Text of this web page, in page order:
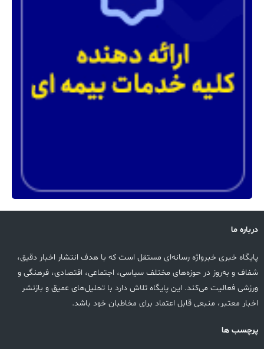
درباره ما
پایگاه خبری خبرواژه رسانه‌ای مستقل است که با هدف انتشار اخبار دقیق،
شفاف و به‌روز در حوزه‌های مختلف سیاسی، اجتماعی، اقتصادی، فرهنگی و
ورزشی فعالیت می‌کند. این پایگاه تلاش دارد با تحلیل‌های عمیق و بازنشر
اخبار معتبر، منبعی قابل اعتماد برای مخاطبان خود باشد.
پرچسب ها